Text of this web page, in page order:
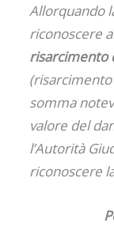
Allorquando
riconoscere
risarcimento
somma
valore del
l’Autorità
riconoscere